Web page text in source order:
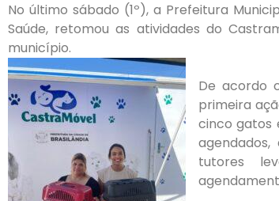
No último sábado (1º), a Prefeitura
Saúde, retomou as atividades do
município.
De acordo
primeira
cinco gatos
tutores